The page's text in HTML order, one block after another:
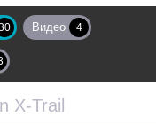
Видео 4
X-Trail